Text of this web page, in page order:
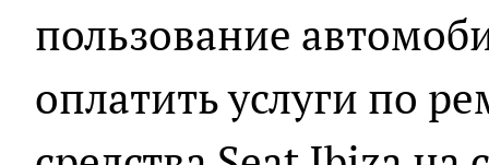
пользование
оплатить услуги по